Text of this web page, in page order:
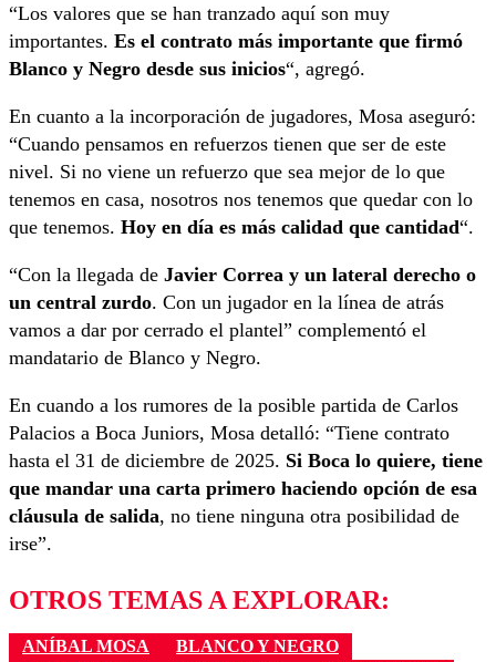
“Los valores que se han tranzado aquí son muy
importantes. Es el contrato más importante que firmó
Blanco y Negro desde sus inicios“, agregó.
En cuanto a la incorporación de jugadores, Mosa aseguró:
“Cuando pensamos en refuerzos tienen que ser de este
nivel. Si no viene un refuerzo que sea mejor de lo que
tenemos en casa, nosotros nos tenemos que quedar con lo
que tenemos. Hoy en día es más calidad que cantidad“.
“Con la llegada de Javier Correa y un lateral derecho o
un central zurdo. Con un jugador en la línea de atrás
vamos a dar por cerrado el plantel” complementó el
mandatario de Blanco y Negro.
En cuando a los rumores de la posible partida de Carlos
Palacios a Boca Juniors, Mosa detalló: “Tiene contrato
hasta el 31 de diciembre de 2025. Si Boca lo quiere, tiene
que mandar una carta primero haciendo opción de esa
cláusula de salida, no tiene ninguna otra posibilidad de
irse”.
OTROS TEMAS A EXPLORAR:
ANÍBAL MOSA
BLANCO Y NEGRO